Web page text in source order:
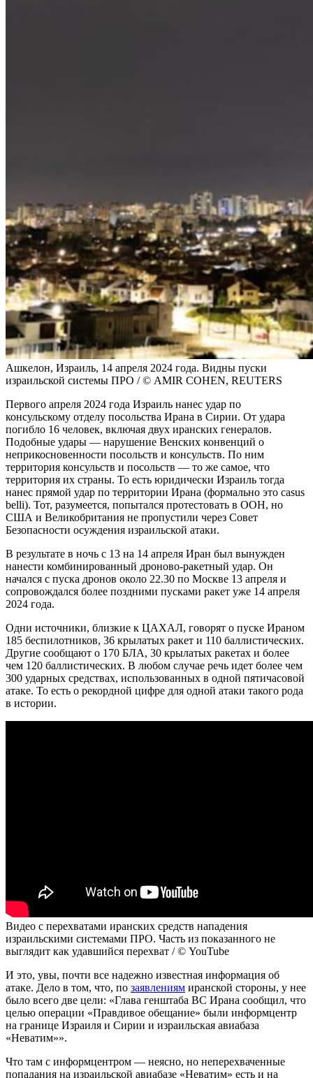
Ашкелон, Израиль, 14 апреля 2024 года. Видны пуски
израильской системы ПРО / © AMIR COHEN, REUTERS
Первого апреля 2024 года Израиль нанес удар по
консульскому отделу посольства Ирана в Сирии. От удара
погибло 16 человек, включая двух иранских генералов.
Подобные удары — нарушение Венских конвенций о
неприкосновенности посольств и консульств. По ним
территория консульств и посольств — то же самое, что
территория их страны. То есть юридически Израиль тогда
нанес прямой удар по территории Ирана (формально это casus
belli). Тот, разумеется, попытался протестовать в ООН, но
США и Великобритания не пропустили через Совет
Безопасности осуждения израильской атаки.
В результате в ночь с 13 на 14 апреля Иран был вынужден
нанести комбинированный дроново-ракетный удар. Он
начался с пуска дронов около 22.30 по Москве 13 апреля и
сопровождался более поздними пусками ракет уже 14 апреля
2024 года.
Одни источники, близкие к ЦАХАЛ, говорят о пуске Ираном
185 беспилотников, 36 крылатых ракет и 110 баллистических.
Другие сообщают о 170 БЛА, 30 крылатых ракетах и более
чем 120 баллистических. В любом случае речь идет более чем
300 ударных средствах, использованных в одной пятичасовой
атаке. То есть о рекордной цифре для одной атаки такого рода
в истории.
Видео с перехватами иранских средств нападения
израильскими системами ПРО. Часть из показанного не
выглядит как удавшийся перехват / © YouTube
И это, увы, почти все надежно известная информация об
атаке. Дело в том, что, по заявлениям иранской стороны, у нее
было всего две цели: «Глава генштаба ВС Ирана сообщил, что
целью операции «Правдивое обещание» были информцентр
на границе Израиля и Сирии и израильская авиабаза
«Неватим»».
Что там с информцентром — неясно, но неперехваченные
попадания на израильской авиабазе «Неватим» есть и на